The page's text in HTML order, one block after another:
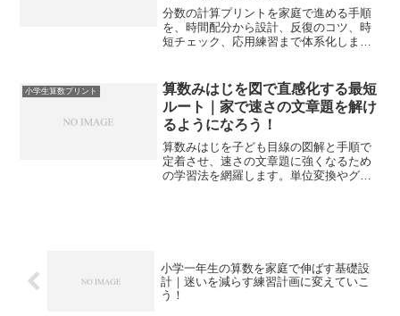
分数の計算プリントを家庭で進める手順
を、時間配分から設計、反復のコツ、時
短チェック、応用練習まで体系化しま
小学生算数プリント
算数みはじを図で直感化する最短
ルート｜家で速さの文章題を解け
るようになろう！
算数みはじを子ども目線の図解と手順で
定着させ、速さの文章題に強くなるため
の学習法を網羅します。単位変換やグラ
小学一年生の算数を家庭で伸ばす基礎設
計｜迷いを減らす練習計画に変えていこ
う！